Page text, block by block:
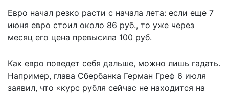
Евро начал резко расти с начала лета: если еще 7
июня евро стоил около 86 руб., то уже через
месяц его цена превысила 100 руб.
Как евро поведет себя дальше, можно лишь гадать.
Например, глава Сбербанка Герман Греф 6 июля
заявил, что «курс рубля сейчас не находится на